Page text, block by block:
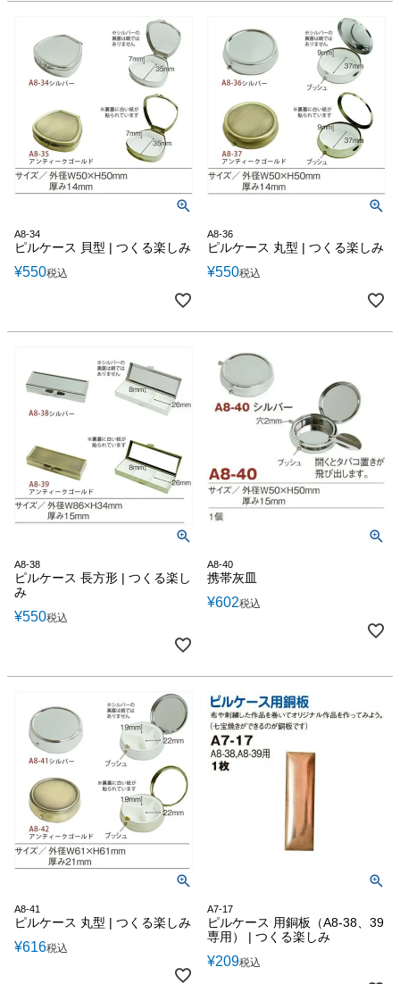
A8-34
ピルケース 貝型 | つくる楽しみ
¥550税込
A8-36
ピルケース 丸型 | つくる楽しみ
¥550税込
A8-38
ピルケース 長方形 | つくる楽し
み
¥550税込
A8-40
携帯灰皿
¥602税込
A8-41
ピルケース 丸型 | つくる楽しみ
¥616税込
A7-17
ピルケース 用銅板（A8-38、39
専用） | つくる楽しみ
¥209税込